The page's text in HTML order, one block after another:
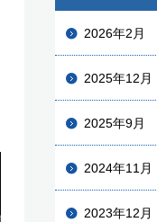
2026年2月
2025年12月
2025年9月
2024年11月
2023年12月